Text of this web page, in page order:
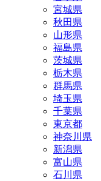
宮城県
秋田県
山形県
福島県
茨城県
栃木県
群馬県
埼玉県
千葉県
東京都
神奈川県
新潟県
富山県
石川県